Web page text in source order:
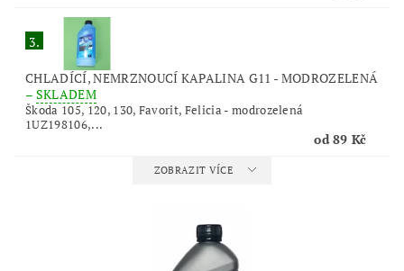
3.
CHLADÍCÍ, NEMRZNOUCÍ KAPALINA G11 - MODROZELENÁ
– SKLADEM
Škoda 105, 120, 130, Favorit, Felicia - modrozelená
1UZ198106,...
od 89 Kč
ZOBRAZIT VÍCE